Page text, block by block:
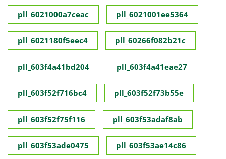
pll_6021000a7ceac pll_6021001ee5364
pll_6021180f5eec4 pll_60266f082b21c
pll_603f4a41bd204 pll_603f4a41eae27
pll_603f52f716bc4 pll_603f52f73b55e
pll_603f52f75f116 pll_603f53adaf8ab
pll_603f53ade0475 pll_603f53ae14c86